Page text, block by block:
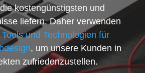
kostengünstigsten und
liefern. Daher verwenden
und Technologien für
, um unsere Kunden in
zufriedenzustellen.